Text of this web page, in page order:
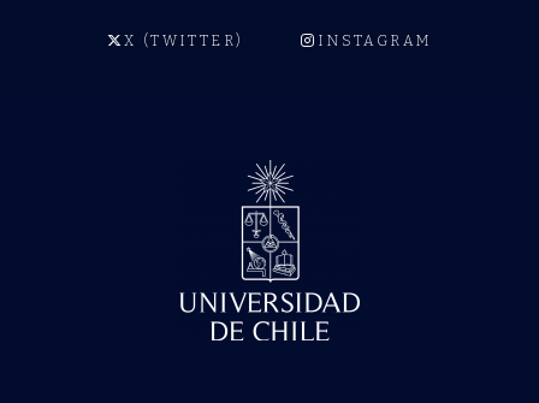
X (TWITTER) INSTAGRAM